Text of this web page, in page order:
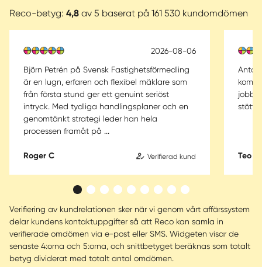
Reco-betyg: 4,8 av 5 baserat på 161 530 kundomdömen
2026-08-06
Björn Petrén på Svensk Fastighetsförmedling
är en lugn, erfaren och flexibel mäklare som
från första stund ger ett genuint seriöst
intryck. Med tydliga handlingsplaner och en
genomtänkt strategi leder han hela
processen framåt på ...
Roger C Verifierad kund
jobb i
Teo N
Verifiering av kundrelationen sker när vi genom vårt affärssystem
delar kundens kontaktuppgifter så att Reco kan samla in
verifierade omdömen via e-post eller SMS. Widgeten visar de
senaste 4:orna och 5:orna, och snittbetyget beräknas som totalt
betyg dividerat med totalt antal omdömen.